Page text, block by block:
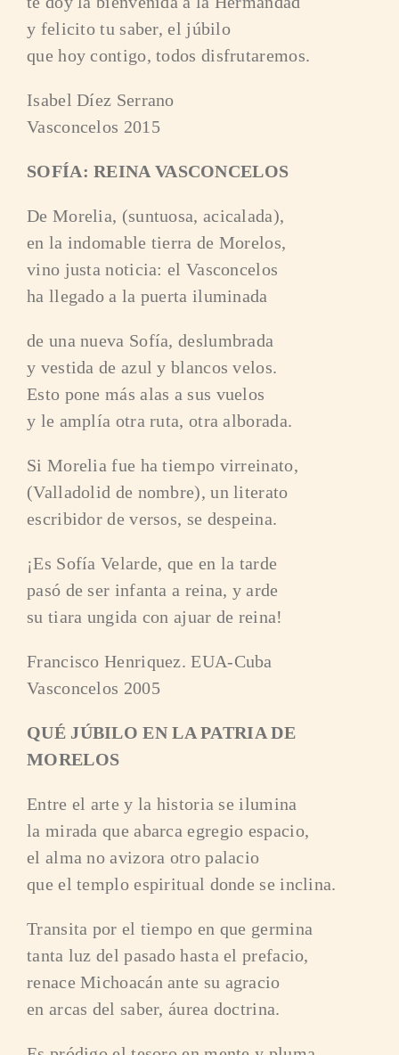
y felicito tu saber, el júbilo
que hoy contigo, todos disfrutaremos.
Isabel Díez Serrano
Vasconcelos 2015
SOFÍA: REINA VASCONCELOS
De Morelia, (suntuosa, acicalada),
en la indomable tierra de Morelos,
vino justa noticia: el Vasconcelos
ha llegado a la puerta iluminada
de una nueva Sofía, deslumbrada
y vestida de azul y blancos velos.
Esto pone más alas a sus vuelos
y le amplía otra ruta, otra alborada.
Si Morelia fue ha tiempo virreinato,
(Valladolid de nombre), un literato
escribidor de versos, se despeina.
¡Es Sofía Velarde, que en la tarde
pasó de ser infanta a reina, y arde
su tiara ungida con ajuar de reina!
Francisco Henriquez. EUA-Cuba
Vasconcelos 2005
QUÉ JÚBILO EN LA PATRIA DE
MORELOS
Entre el arte y la historia se ilumina
la mirada que abarca egregio espacio,
el alma no avizora otro palacio
que el templo espiritual donde se inclina.
Transita por el tiempo en que germina
tanta luz del pasado hasta el prefacio,
renace Michoacán ante su agracio
en arcas del saber, áurea doctrina.